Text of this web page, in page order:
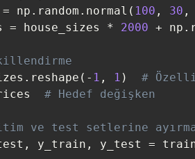
= np . random . normal ( 100 , 30 ,
= house_sizes * 2000 + np .
. reshape ( - 1 , 1 )
#
# Hedef değişken
ve test setlerine
, y_train , y_test =